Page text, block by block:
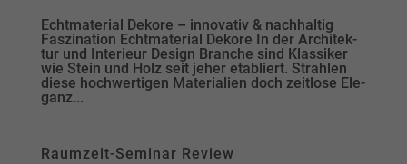
Echtmaterial Dekore – innovativ & nachhaltig
Faszination Echtmaterial Dekore In der Archi­tek­
tur und In­te­rieur De­sign Bran­che sind Klas­si­ker
wie Stein und Holz seit je­her eta­bliert. Strah­len
die­se hoch­wer­ti­gen Ma­te­ria­lien doch zeitlo­se Ele­
ganz...
Raumzeit-Seminar Review